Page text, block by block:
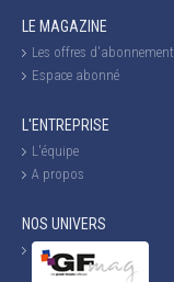
LE MAGAZINE
Les offres d'abonnement
Espace abonné
L'ENTREPRISE
L'équipe
A propos
NOS UNIVERS